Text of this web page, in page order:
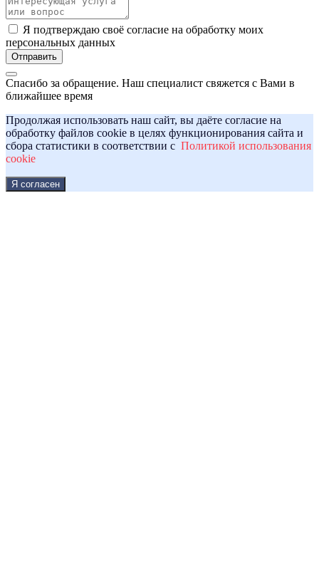
Я подтверждаю своё согласие на обработку моих
персональных данных
Отправить
Спасибо за обращение. Наш специалист свяжется с Вами в
ближайшее время
Продолжая использовать наш сайт, вы даёте согласие на
обработку файлов cookie в целях функционирования сайта и
сбора статистики в соответствии с Политикой использования
cookie
Я согласен